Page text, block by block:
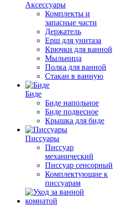
Аксессуары
Комплекты и
запасные части
Держатель
Ерш для унитаза
Крючки для ванной
Мыльница
Полка для ванной
Стакан в ванную
Биде
Биде напольное
Биде подвесное
Крышка для биде
Писсуары
Писсуар
механический
Писсуар сенсорный
Комплектующие к
писсуарам